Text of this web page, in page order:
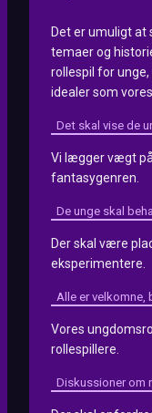
Det er umuligt at
temaer og
rollespil for
idealer som
Det skal vise de
Vi lægger vægt
fantasygenren.
De unge skal
Der skal være
eksperimentere.
Alle er
Vores
rollespillere.
Diskussioner om